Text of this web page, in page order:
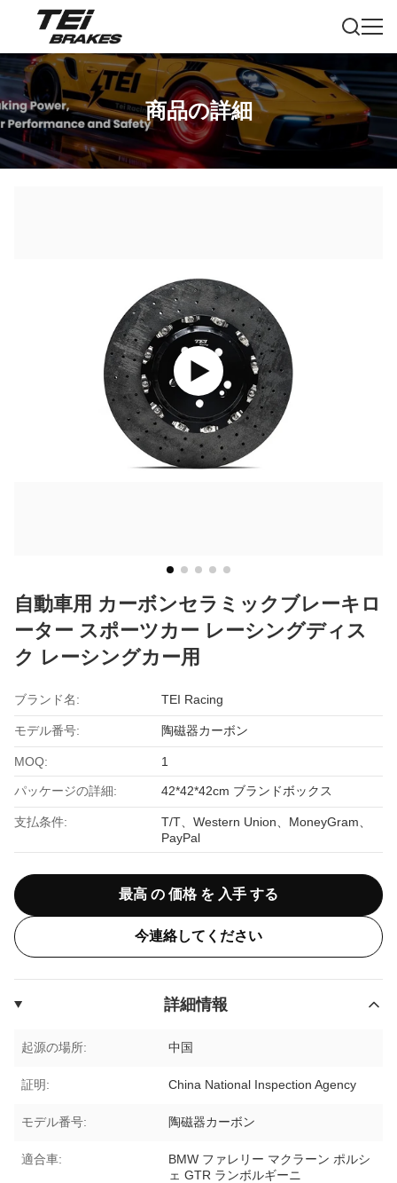
商品の詳細
自動車用 カーボンセラミックブレーキロ
ーター スポーツカー レーシングディス
ク レーシングカー用
ブランド名: TEI Racing
モデル番号: 陶磁器カーボン
MOQ: 1
パッケージの詳細: 42*42*42cm ブランドボックス
支払条件:
T/T、Western Union、MoneyGram、
PayPal
最高 の 価格 を 入手 する
今連絡してください
詳細情報
起源の場所: 中国
証明: China National Inspection Agency
モデル番号: 陶磁器カーボン
適合車:
BMW ファレリー マクラーン ポルシ
ェ GTR ランボルギーニ